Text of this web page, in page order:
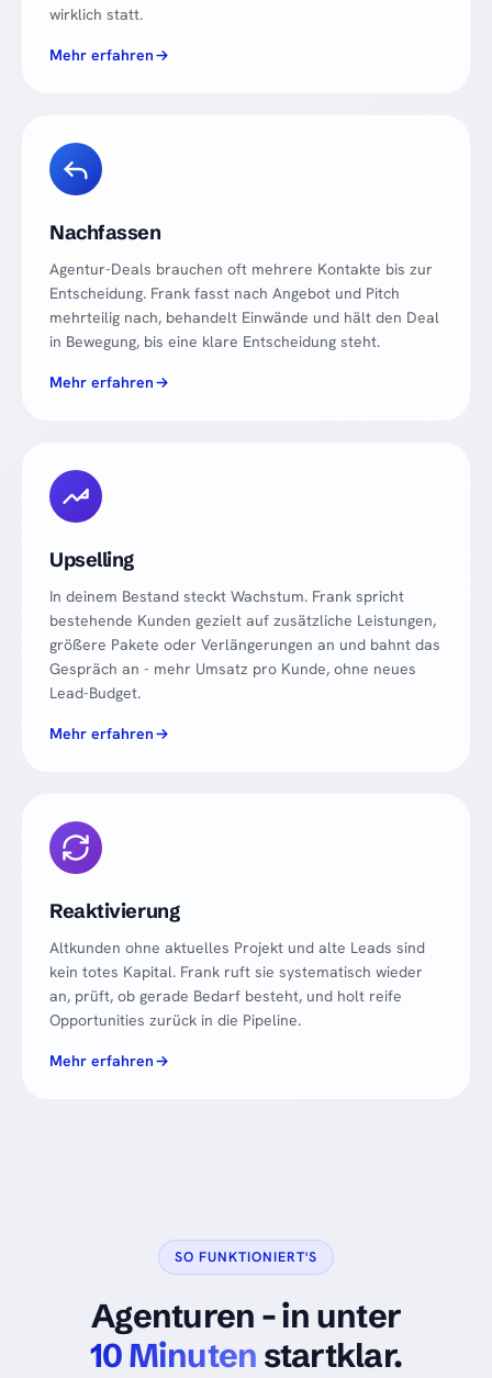
wirklich statt.
Mehr erfahren
Nachfassen
Agentur-Deals brauchen oft mehrere Kontakte bis zur
Entscheidung. Frank fasst nach Angebot und Pitch
mehrteilig nach, behandelt Einwände und hält den Deal
in Bewegung, bis eine klare Entscheidung steht.
Mehr erfahren
Upselling
In deinem Bestand steckt Wachstum. Frank spricht
bestehende Kunden gezielt auf zusätzliche Leistungen,
größere Pakete oder Verlängerungen an und bahnt das
Gespräch an - mehr Umsatz pro Kunde, ohne neues
Lead-Budget.
Mehr erfahren
Reaktivierung
Altkunden ohne aktuelles Projekt und alte Leads sind
kein totes Kapital. Frank ruft sie systematisch wieder
an, prüft, ob gerade Bedarf besteht, und holt reife
Opportunities zurück in die Pipeline.
Mehr erfahren
SO FUNKTIONIERT'S
Agenturen - in unter
10 Minuten startklar.